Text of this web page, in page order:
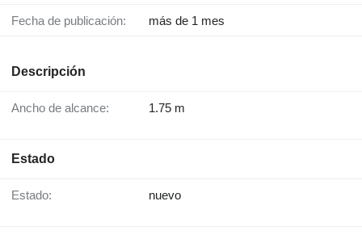
Fecha de publicación: más de 1 mes
Descripción
Ancho de alcance: 1.75 m
Estado
Estado: nuevo